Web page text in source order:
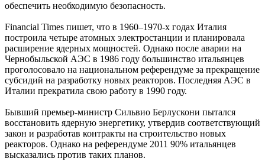
обеспечить необходимую безопасность.
Financial Times пишет, что в 1960–1970-х годах Италия
построила четыре атомных электростанции и планировала
расширение ядерных мощностей. Однако после аварии на
Чернобыльской АЭС в 1986 году большинство итальянцев
проголосовало на национальном референдуме за прекращение
субсидий на разработку новых реакторов. Последняя АЭС в
Италии прекратила свою работу в 1990 году.
Бывший премьер-министр Сильвио Берлускони пытался
восстановить ядерную энергетику, утвердив соответствующий
закон и разработав контракты на строительство новых
реакторов. Однако на референдуме 2011 90% итальянцев
высказались против таких планов.